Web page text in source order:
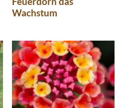
Wachstum